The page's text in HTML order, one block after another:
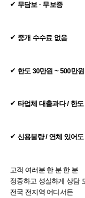
✔ 무담보 · 무보증
✔ 중개 수수료 없음
✔ 한도 30만원 ~ 500만
✔ 타업체 대출과다 / 한
✔ 신용불량 / 연체 있어
고객 여러분 한 분 한 분
정중하고 성실하게 상담
전국 전지역 어디서든